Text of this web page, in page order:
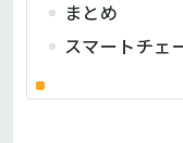
まとめ
スマートチェ